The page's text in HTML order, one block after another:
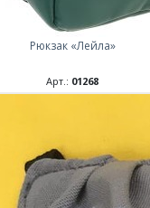
Рюкзак «Лейла»
Арт.: 01268